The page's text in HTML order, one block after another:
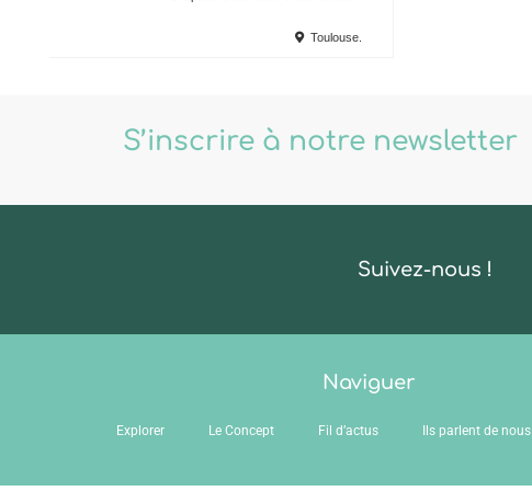
Toulouse.
S’inscrire à notre newsletter
Suivez-nous !
Naviguer
Explorer Le Concept Fil d’actus Ils parlent de nous